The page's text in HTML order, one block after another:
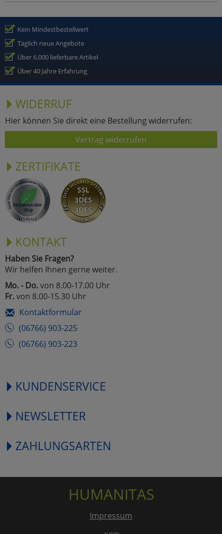
Kein Mindestbestellwert
Täglich neue Angebote
Über 6.000 lieferbare Artikel
Über 40 Jahre Erfahrung
WIDERRUF
Hier können Sie direkt eine Bestellung widerrufen:
Vertrag widerrufen
ZERTIFIKATE
KONTAKT
Haben Sie Fragen?
Wir helfen Ihnen gerne weiter.
Mo. - Do.von 8.00-17.00 Uhr
Fr.von 8.00-15.30 Uhr
Kontaktformular
(06766) 903-225
(06766) 903-223
KUNDENSERVICE
NEWSLETTER
ZAHLUNGSARTEN
HUMANITAS
Impressum